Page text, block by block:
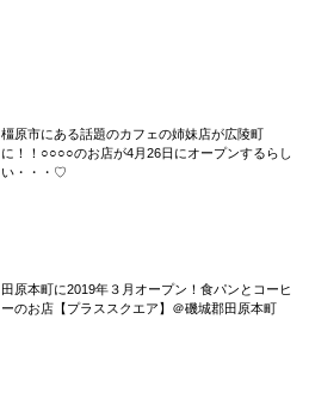
橿原市にある話題のカフェの姉妹店が広陵町
に！！○○○○のお店が4月26日にオープンするらし
い・・・♡
田原本町に2019年３月オープン！食パンとコーヒ
ーのお店【プラススクエア】＠磯城郡田原本町